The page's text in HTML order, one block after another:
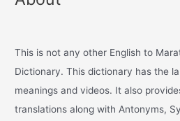
This is not any other English to
Dictionary. This dictionary has the
meanings and videos. It also
translations along with Antonyms,